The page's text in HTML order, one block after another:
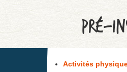
PRÉ-
Activités